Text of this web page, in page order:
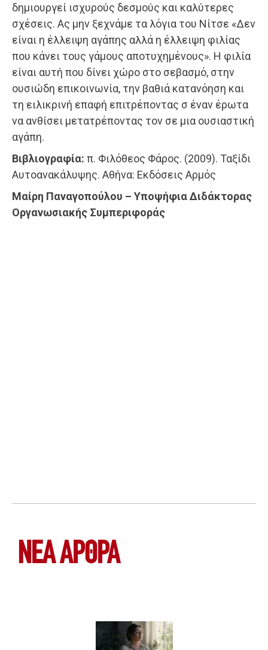
δημιουργεί ισχυρούς δεσμούς και καλύτερες
σχέσεις. Ας μην ξεχνάμε τα λόγια του Νίτσε «Δεν
είναι η έλλειψη αγάπης αλλά η έλλειψη φιλίας
που κάνει τους γάμους αποτυχημένους». Η φιλία
είναι αυτή που δίνει χώρο στο σεβασμό, στην
ουσιώδη επικοινωνία, την βαθιά κατανόηση και
τη ειλικρινή επαφή επιτρέποντας σ έναν έρωτα
να ανθίσει μετατρέποντας τον σε μια ουσιαστική
αγάπη.
Βιβλιογραφία: π. Φιλόθεος Φάρος. (2009). Ταξίδι
Αυτοανακάλυψης. Αθήνα: Εκδόσεις Αρμός
Μαίρη Παναγοπούλου – Υποψήφια Διδάκτορας
Οργανωσιακής Συμπεριφοράς
ΝΕΑ ΆΡΘΡΑ